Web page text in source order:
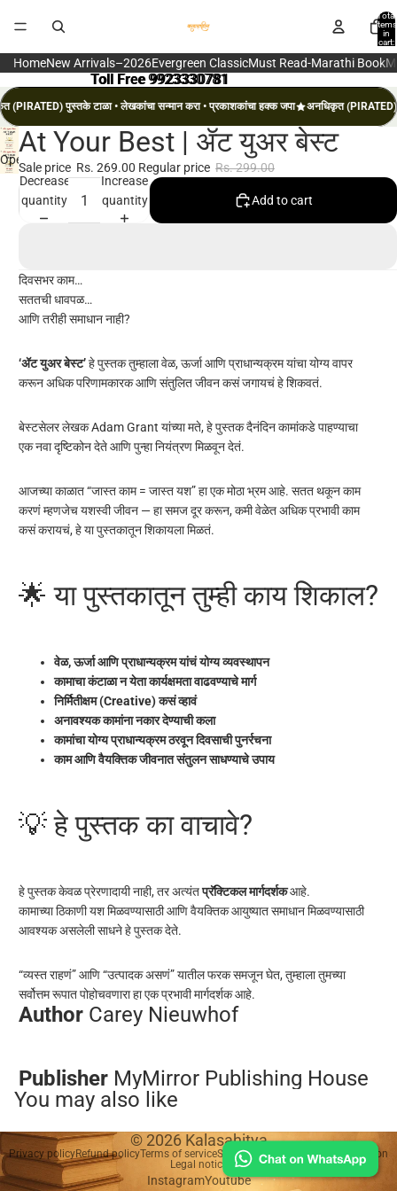
Total
items
in
cart:
HomeNew Arrivals–2026Evergreen ClassicMust Read-Marathi Book
Toll Free 9923330781
Toll Free 9923330781
(PIRATED) पुस्तके टाळा • लेखकांचा सन्मान करा • प्रकाशकांचा हक्क जपा अनधिकृत (PIRATED)
Open
image
At Your Best | ॲट युअर बेस्ट
Sale price Rs. 269.00 Regular price Rs. 299.00
Decrease
quantity
Increase
quantity
Add to cart
दिवसभर काम…
सततची धावपळ…
आणि तरीही समाधान नाही?
‘ॲट युअर बेस्ट’हे पुस्तक तुम्हाला वेळ, ऊर्जा आणि प्राधान्यक्रम यांचा योग्य वापर
करून अधिक परिणामकारक आणि संतुलित जीवन कसं जगायचं हे शिकवतं.
बेस्टसेलर लेखकAdam Grant यांच्या मते, हे पुस्तक दैनंदिन कामांकडे पाहण्याचा
एक नवा दृष्टिकोन देते आणि पुन्हा नियंत्रण मिळवून देतं.
आजच्या काळात “जास्त काम = जास्त यश” हा एक मोठा भ्रम आहे. सतत थकून काम
करणं म्हणजेच यशस्वी जीवन — हा समज दूर करून, कमी वेळेत अधिक प्रभावी काम
कसं करायचं, हे या पुस्तकातून शिकायला मिळतं.
🌟 या पुस्तकातून तुम्ही काय शिकाल?
वेळ, ऊर्जा आणि प्राधान्यक्रम यांचं योग्य व्यवस्थापन
कामाचा कंटाळा न येता कार्यक्षमता वाढवण्याचे मार्ग
निर्मितीक्षम (Creative) कसं व्हावं
अनावश्यक कामांना नकार देण्याची कला
कामांचा योग्य प्राधान्यक्रम ठरवून दिवसाची पुनर्रचना
काम आणि वैयक्तिक जीवनात संतुलन साधण्याचे उपाय
💡 हे पुस्तक का वाचावे?
हे पुस्तक केवळ प्रेरणादायी नाही, तर अत्यंतप्रॅक्टिकल मार्गदर्शकआहे.
कामाच्या ठिकाणी यश मिळवण्यासाठी आणि वैयक्तिक आयुष्यात समाधान मिळवण्यासाठी
आवश्यक असलेली साधने हे पुस्तक देते.
“व्यस्त राहणं” आणि “उत्पादक असणं” यातील फरक समजून घेत, तुम्हाला तुमच्या
सर्वोत्तम रूपात पोहोचवणारा हा एक प्रभावी मार्गदर्शक आहे.
Author Carey Nieuwhof
Publisher MyMirror Publishing House
You may also like
© 2026 Kalasahitya
Privacy policyRefund policyTerms of serviceShipping policy Contact information
Legal notice
InstagramYoutube